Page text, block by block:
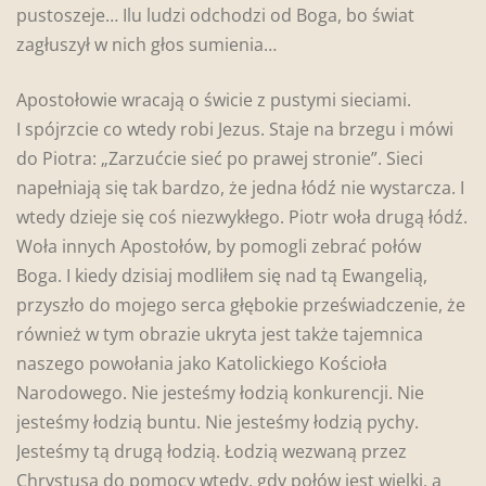
pustoszeje… Ilu ludzi odchodzi od Boga, bo świat
zagłuszył w nich głos sumienia…
Apostołowie wracają o świcie z pustymi sieciami.
I spójrzcie co wtedy robi Jezus. Staje na brzegu i mówi
do Piotra: „Zarzućcie sieć po prawej stronie”. Sieci
napełniają się tak bardzo, że jedna łódź nie wystarcza. I
wtedy dzieje się coś niezwykłego. Piotr woła drugą łódź.
Woła innych Apostołów, by pomogli zebrać połów
Boga. I kiedy dzisiaj modliłem się nad tą Ewangelią,
przyszło do mojego serca głębokie przeświadczenie, że
również w tym obrazie ukryta jest także tajemnica
naszego powołania jako Katolickiego Kościoła
Narodowego. Nie jesteśmy łodzią konkurencji. Nie
jesteśmy łodzią buntu. Nie jesteśmy łodzią pychy.
Jesteśmy tą drugą łodzią. Łodzią wezwaną przez
Chrystusa do pomocy wtedy, gdy połów jest wielki, a